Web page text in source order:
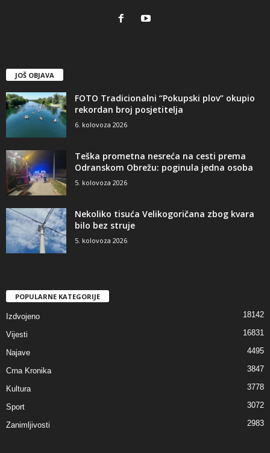
JOŠ OBJAVA
FOTO Tradicionalni “Pokupski plov” okupio
rekordan broj posjetitelja
6. kolovoza 2026
Teška prometna nesreća na cesti prema
Odranskom Obrežu: poginula jedna osoba
5. kolovoza 2026
Nekoliko tisuća Velikogoričana zbog kvara
bilo bez struje
5. kolovoza 2026
POPULARNE KATEGORIJE
Izdvojeno 18142
Vijesti 16831
Najave 4495
Crna Kronika 3847
Kultura 3778
Sport 3072
Zanimljivosti 2983